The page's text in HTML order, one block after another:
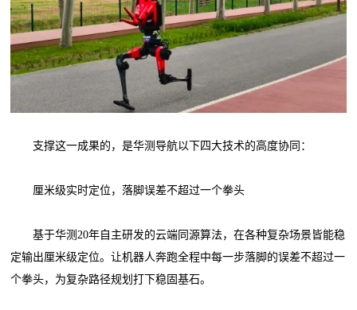
支撑这一成果的，是华测导航以下四大技术的高度协同：
厘米级实时定位，落脚误差不超过一个拳头
基于华测20年自主研发的云端同源算法，在各种复杂场景皆能稳
定输出厘米级定位。让机器人奔跑全程中每一步落脚的误差不超过一
个拳头，为复杂路径规划打下稳固基石。